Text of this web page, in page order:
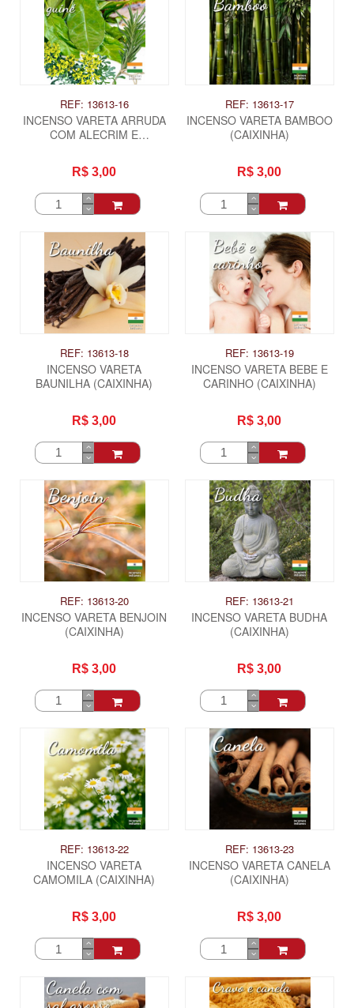
REF: 13613-16
INCENSO VARETA ARRUDA
COM ALECRIM E
R$ 3,00
REF: 13613-17
INCENSO VARETA BAMBOO
(CAIXINHA)
R$ 3,00
REF: 13613-18
INCENSO VARETA
BAUNILHA (CAIXINHA)
R$ 3,00
REF: 13613-19
INCENSO VARETA BEBE E
CARINHO (CAIXINHA)
R$ 3,00
REF: 13613-20
INCENSO VARETA BENJOIN
(CAIXINHA)
R$ 3,00
REF: 13613-21
INCENSO VARETA BUDHA
(CAIXINHA)
R$ 3,00
REF: 13613-22
INCENSO VARETA
CAMOMILA (CAIXINHA)
R$ 3,00
REF: 13613-23
INCENSO VARETA CANELA
(CAIXINHA)
R$ 3,00